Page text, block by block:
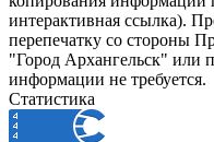
интерактивная ссылка).
перепечатку со стороны
"Город Архангельск" или
информации не требуется.
Статистика